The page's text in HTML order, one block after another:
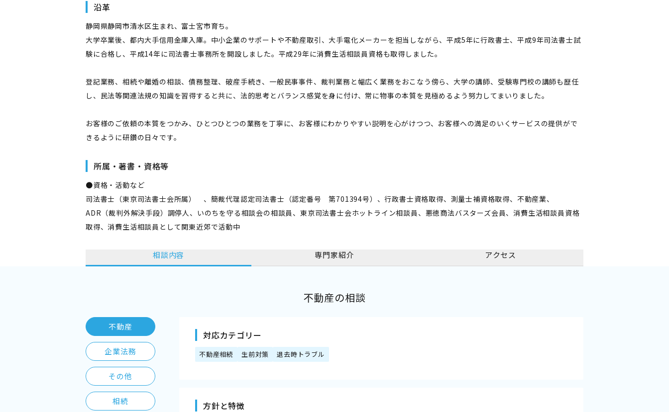
沿革
静岡県静岡市清水区生まれ、富士宮市育ち。
大学卒業後、都内大手信用金庫入庫。中小企業のサポートや不動産取引、大手電化メーカーを担当しながら、平成5年に行政書士、平成9年司法書士試
験に合格し、平成14年に司法書士事務所を開設しました。平成29年に消費生活相談員資格も取得しました。
登記業務、相続や離婚の相談、債務整理、破産手続き、一般民事事件、裁判業務と幅広く業務をおこなう傍ら、大学の講師、受験専門校の講師も歴任
し、民法等関連法規の知識を習得すると共に、法的思考とバランス感覚を身に付け、常に物事の本質を見極めるよう努力してまいりました。
お客様のご依頼の本質をつかみ、ひとつひとつの業務を丁寧に、お客様にわかりやすい説明を心がけつつ、お客様への満足のいくサービスの提供がで
きるように研鑽の日々です。
所属・著書・資格等
●資格・活動など
司法書士（東京司法書士会所属） 、簡裁代理認定司法書士（認定番号 第701394号）、行政書士資格取得、測量士補資格取得、不動産業、
ADR（裁判外解決手段）調停人、いのちを守る相談会の相談員、東京司法書士会ホットライン相談員、悪徳商法バスターズ会員、消費生活相談員資格
取得、消費生活相談員として関東近郊で活動中
相談内容 専門家紹介 アクセス
不動産の相談
不動産
企業法務
その他
相続
対応カテゴリー
不動産相続 生前対策 退去時トラブル
方針と特徴